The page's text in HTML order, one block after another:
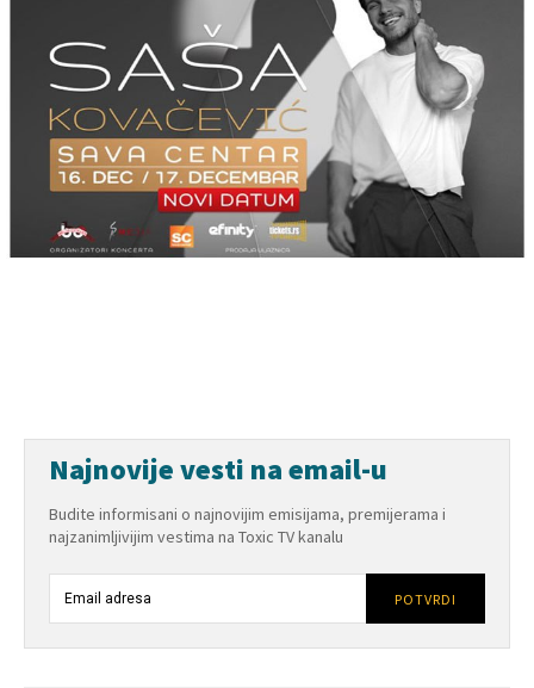
Najnovije vesti na email-u
Budite informisani o najnovijim emisijama, premijerama i
najzanimljivijim vestima na Toxic TV kanalu
POTVRDI